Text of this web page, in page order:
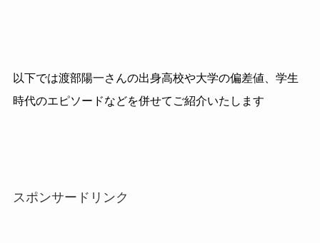
以下では渡部陽一さんの出身高校や大学の偏差値、学生
時代のエピソードなどを併せてご紹介いたします
スポンサードリンク